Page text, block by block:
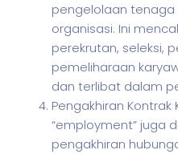
pengelolaan
organisasi. Ini
perekrutan, seleksi,
pemeliharaan
dan terlibat dalam
Pengakhiran Kontrak
“employment” juga
pengakhiran